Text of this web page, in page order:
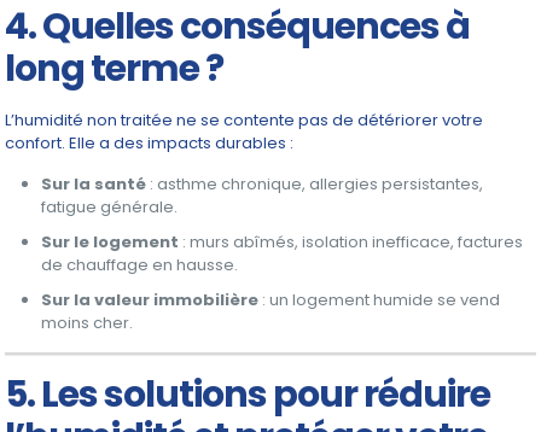
4. Quelles conséquences à
long terme ?
L’humidité non traitée ne se contente pas de détériorer votre
confort. Elle a des impacts durables :
Sur la santé : asthme chronique, allergies persistantes,
fatigue générale.
Sur le logement : murs abîmés, isolation inefficace, factures
de chauffage en hausse.
Sur la valeur immobilière : un logement humide se vend
moins cher.
5. Les solutions pour réduire